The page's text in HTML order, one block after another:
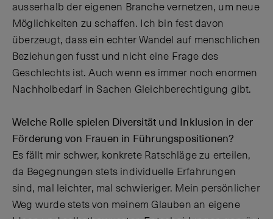
ausserhalb der eigenen Branche vernetzen, um neue
Möglichkeiten zu schaffen. Ich bin fest davon
überzeugt, dass ein echter Wandel auf menschlichen
Beziehungen fusst und nicht eine Frage des
Geschlechts ist. Auch wenn es immer noch enormen
Nachholbedarf in Sachen Gleichberechtigung gibt.
Welche Rolle spielen Diversität und Inklusion in der
Förderung von Frauen in Führungspositionen?
Es fällt mir schwer, konkrete Ratschläge zu erteilen,
da Begegnungen stets individuelle Erfahrungen
sind, mal leichter, mal schwieriger. Mein persönlicher
Weg wurde stets von meinem Glauben an eigene